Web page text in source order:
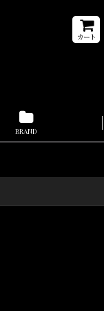
カート
BRAND